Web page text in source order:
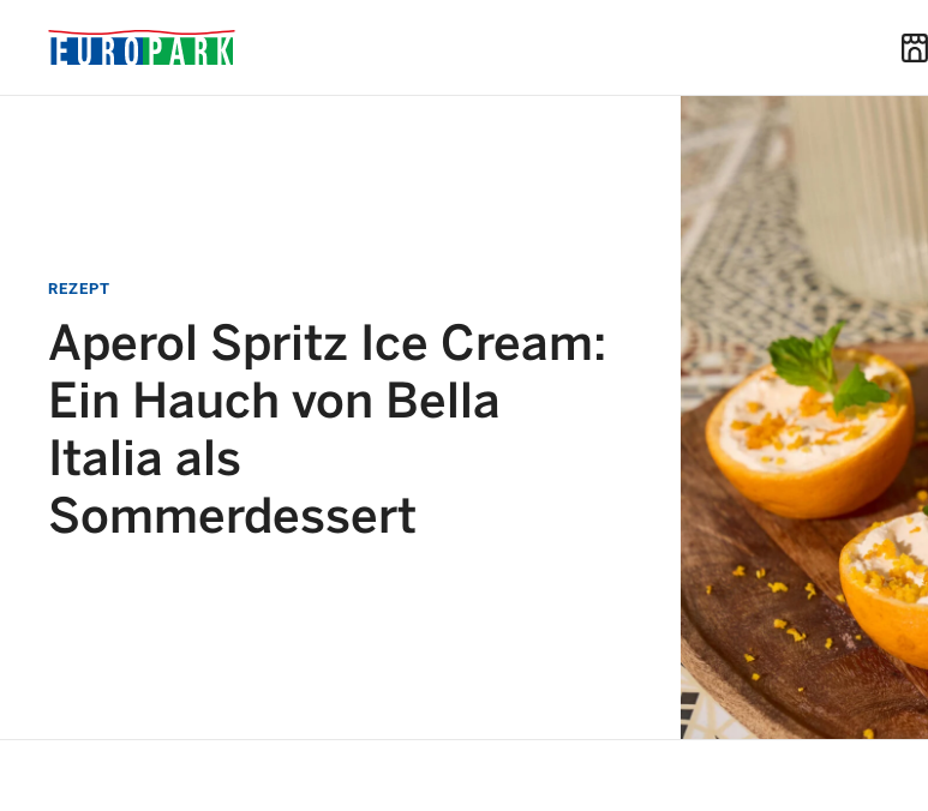
REZEPT
Aperol Spritz Ice Cream:
Ein Hauch von Bella
Italia als
Sommerdessert